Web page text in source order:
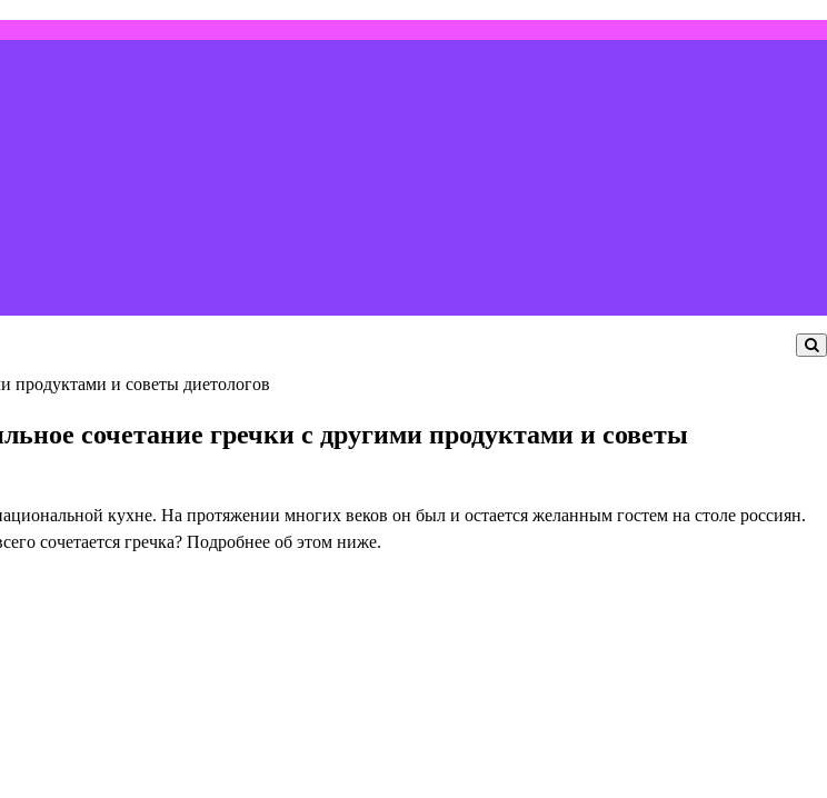
продуктами и советы диетологов
сочетание гречки с другими продуктами и советы
кухне. На протяжении многих веков он был и остается желанным гостем на столе россиян.
сочетается гречка? Подробнее об этом ниже.